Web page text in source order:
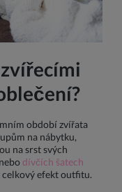
období zvířata
na nábytku,
na srst svých
dívčích šatech
celkový efekt outfitu.